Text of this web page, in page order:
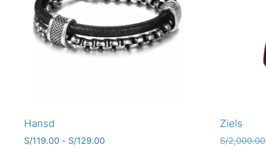
Hansd
S/119.00 - S/129.00
Ziels
S/2,000.00